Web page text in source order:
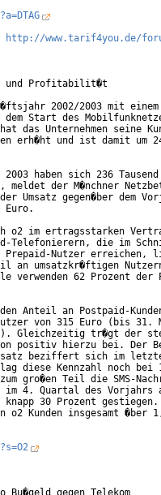
http://www.tarif4you.de/
und Profitabilit�t
2002/2003 mit
Start des
das Unternehmen seine
erh�ht und ist damit um
haben sich 236 Tausend
meldet der M�nchner
Umsatz gegen�ber dem
Euro.
o2 im ertragsstarken
Telefonierern, die im
Prepaid-Nutzer erreichen,
an umsatzkr�ftigen
verwenden 62 Prozent der
Anteil an Postpaid-
von 315 Euro (bis 31.
Gleichzeitig tr�gt der
positiv hierzu bei. Der
beziffert sich im
diese Kennzahl noch bei
gro�en Teil die SMS-
4. Quartal des Vorjahrs
30 Prozent gestiegen.
o2 Kunden insgesamt �ber
Bu�geld gegen Telekom